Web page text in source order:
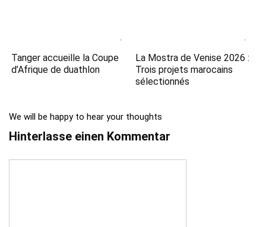
Tanger accueille la Coupe
d’Afrique de duathlon
La Mostra de Venise 2026 :
Trois projets marocains
sélectionnés
We will be happy to hear your thoughts
Hinterlasse einen Kommentar